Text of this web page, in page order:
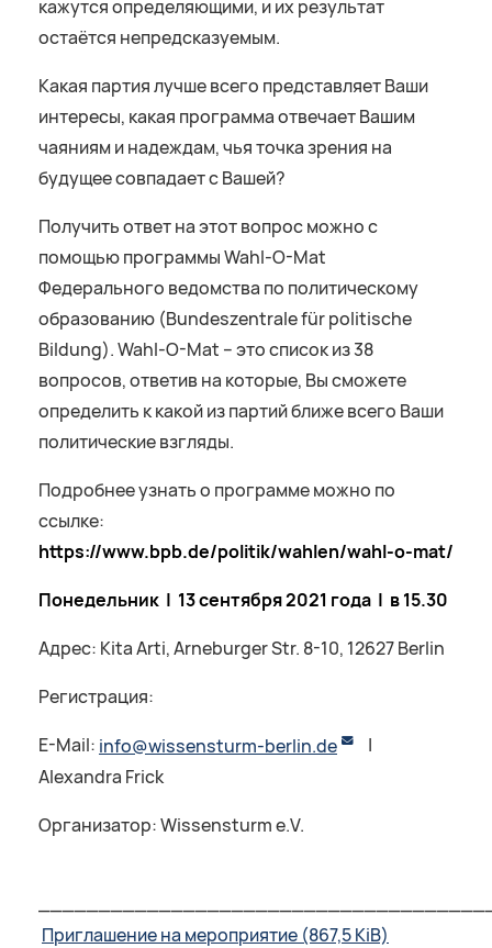
кажутся определяющими, и их результат
остаётся непредсказуемым.
Какая партия лучше всего представляет Ваши
интересы, какая программа отвечает Вашим
чаяниям и надеждам, чья точка зрения на
будущее совпадает с Вашей?
Получить ответ на этот вопрос можно с
помощью программы Wahl-O-Mat
Федерального ведомства по политическому
образованию (Bundeszentrale für politische
Bildung). Wahl-O-Mat – это список из 38
вопросов, ответив на которые, Вы сможете
определить к какой из партий ближе всего Ваши
политические взгляды.
Подробнее узнать о программе можно по
ссылке:
https://www.bpb.de/politik/wahlen/wahl-o-mat/
Понедельник | 13 сентября 2021 года | в 15.30
Адрес: Kita Arti, Arneburger Str. 8-10, 12627 Berlin
Регистрация:
E-Mail: info@wissensturm-berlin.de
|
Alexandra Frick
Организатор: Wissensturm e.V.
Приглашение на мероприятие (867,5 KiB)